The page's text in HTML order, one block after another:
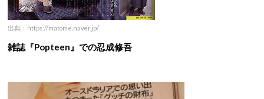
出典：https://matome.naver.jp/
雑誌『Popteen』での忍成修吾